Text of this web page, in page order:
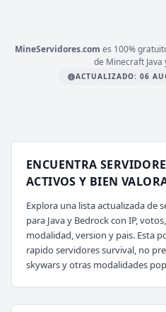
MineServidores.com es 100%
de Minecraft Java
ACTUALIZADO: 06
ENCUENTRA
ACTIVOS Y BIEN
Explora una lista actualizada de
para Java y Bedrock con IP,
modalidad, version y pais. Esta
rapido servidores survival, no
skywars y otras modalidades